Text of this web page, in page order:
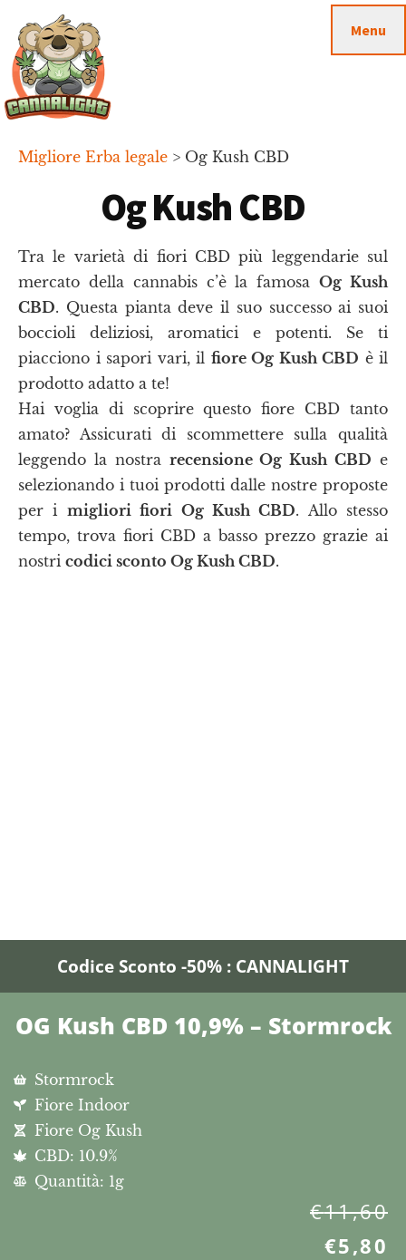
contenuto
principale
alla
barra
laterale
primaria
footer
Cannalight.it
Menu
Migliore Erba legale > Og Kush CBD
Og Kush CBD
Tra le varietà di fiori CBD più leggendarie sul
mercato della cannabis c’è la famosaOg Kush
CBD. Questa pianta deve il suo successo ai suoi
boccioli deliziosi, aromatici e potenti. Se ti
piacciono i sapori vari, il fiore Og Kush CBD è il
prodotto adatto a te!
Hai voglia di scoprire questo fiore CBD tanto
amato? Assicurati di scommettere sulla qualità
leggendo la nostra recensione Og Kush CBD e
selezionando i tuoi prodotti dalle nostre proposte
per i migliori fiori Og Kush CBD. Allo stesso
tempo, trova fiori CBD a basso prezzo grazie ai
nostri codici sconto Og Kush CBD.
Codice Sconto -50% : CANNALIGHT
OG Kush CBD 10,9% – Stormrock
Stormrock
Fiore Indoor
Fiore Og Kush
CBD: 10.9%
Quantità: 1g
€11,60
€5,80